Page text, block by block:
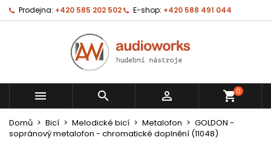
Prodejna: +420 585 202 502 E-shop: +420 588 491 044
   shopping_cart0
Domů Bicí Melodické bicí Metalofon
GOLDON -
sopránový metalofon - chromatické doplnění (11048)